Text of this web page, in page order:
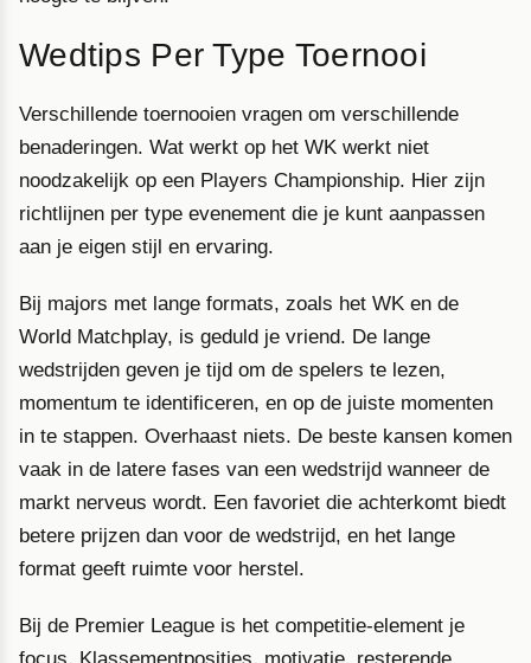
Wedtips Per Type Toernooi
Verschillende toernooien vragen om verschillende
benaderingen. Wat werkt op het WK werkt niet
noodzakelijk op een Players Championship. Hier zijn
richtlijnen per type evenement die je kunt aanpassen
aan je eigen stijl en ervaring.
Bij majors met lange formats, zoals het WK en de
World Matchplay, is geduld je vriend. De lange
wedstrijden geven je tijd om de spelers te lezen,
momentum te identificeren, en op de juiste momenten
in te stappen. Overhaast niets. De beste kansen komen
vaak in de latere fases van een wedstrijd wanneer de
markt nerveus wordt. Een favoriet die achterkomt biedt
betere prijzen dan voor de wedstrijd, en het lange
format geeft ruimte voor herstel.
Bij de Premier League is het competitie-element je